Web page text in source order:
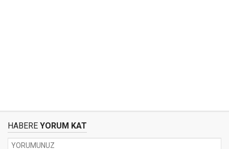
HABERE YORUM KAT